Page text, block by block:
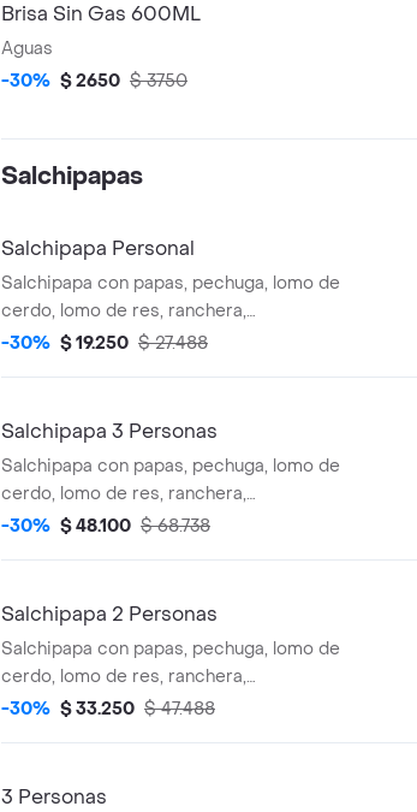
Brisa Sin Gas 600ML
Aguas
-30% $ 2650 $ 3750
Salchipapas
Salchipapa Personal
Salchipapa con papas, pechuga, lomo de
cerdo, lomo de res, ranchera,
chorizo,butifarra, maíz, queso asado,
-30% $ 19.250 $ 27.488
Salchipapa 3 Personas
Salchipapa con papas, pechuga, lomo de
cerdo, lomo de res, ranchera,
chorizo,butifarra, maíz, queso asado,
-30% $ 48.100 $ 68.738
Salchipapa 2 Personas
Salchipapa con papas, pechuga, lomo de
cerdo, lomo de res, ranchera,
chorizo,butifarra, maíz, queso asado,
-30% $ 33.250 $ 47.488
3 Personas